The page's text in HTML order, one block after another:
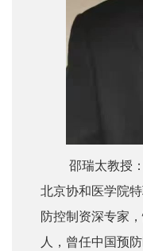
邵瑞太教授
北京协和医学院
防控制资深专家
人，曾任中国预